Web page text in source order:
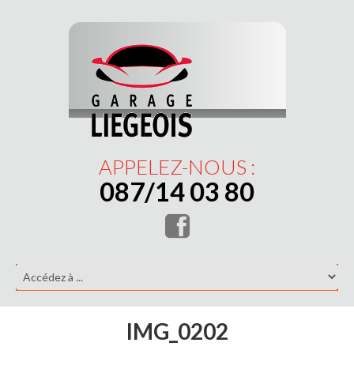
APPELEZ-NOUS :
087/14 03 80
IMG_0202